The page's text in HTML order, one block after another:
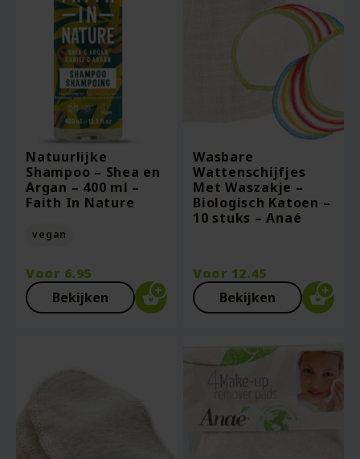
Natuurlijke
Shampoo – Shea en
Argan – 400 ml –
Faith In Nature
vegan
Voor 6.95
Bekijken
Wasbare
Wattenschijfjes
Met Waszakje –
Biologisch Katoen –
10 stuks – Anaé
Voor 12.45
Bekijken